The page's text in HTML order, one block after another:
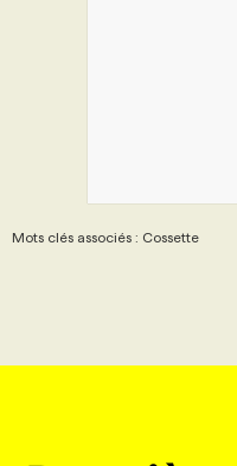
Mots clés associés : Cossette